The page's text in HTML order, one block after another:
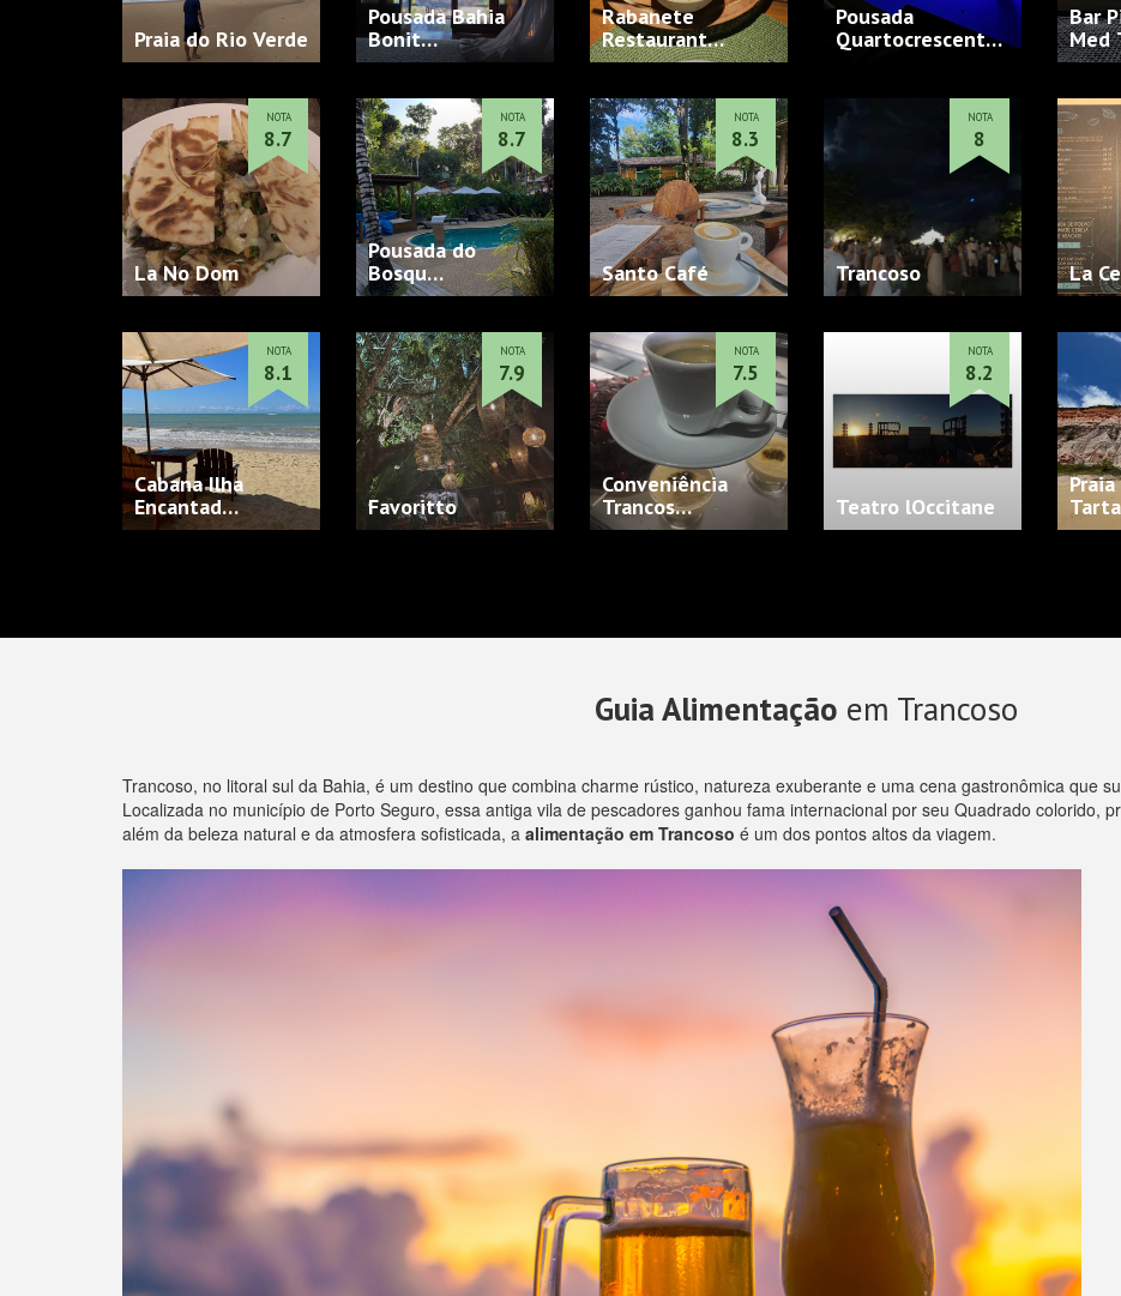
Praia do Rio Verde
Pousada Bahia
Bonit…
Rabanete
Restaurant…
Pousada
Quartocrescent…
Bar
Med
La No Dom
NOTA
8.7
Pousada do
Bosqu…
NOTA
8.7
Santo Café
NOTA
8.3
Trancoso
NOTA
8
La
Cabana Ilha
Encantad…
NOTA
8.1
Favoritto
NOTA
7.9
Conveniência
Trancos…
NOTA
7.5
Teatro lOccitane
NOTA
8.2
Praia
Guia Alimentação em Trancoso
Trancoso, no litoral sul da Bahia, é um destino que combina charme rústico, natureza exuberante e uma cena gastronômica que
Localizada no município de Porto Seguro, essa antiga vila de pescadores ganhou fama internacional por seu Quadrado colorido,
além da beleza natural e da atmosfera sofisticada, a alimentação em Trancoso é um dos pontos altos da viagem.